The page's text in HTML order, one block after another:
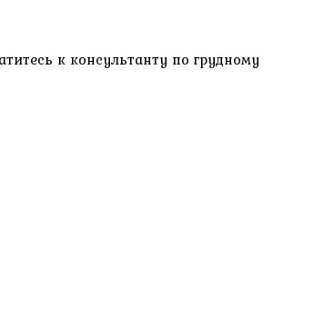
к консультанту по грудному